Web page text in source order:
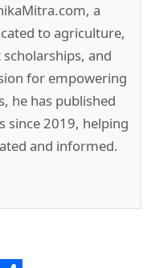
a
to agriculture,
and
for empowering
he has published
since 2019, helping
and informed.